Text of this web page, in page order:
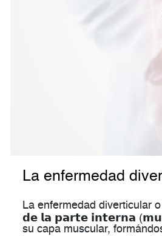
La enfermedad
La enfermedad
𝗱𝗲 𝗹𝗮 𝗽𝗮𝗿𝘁𝗲 𝗶𝗻𝘁𝗲𝗿𝗻𝗮
su capa muscular,